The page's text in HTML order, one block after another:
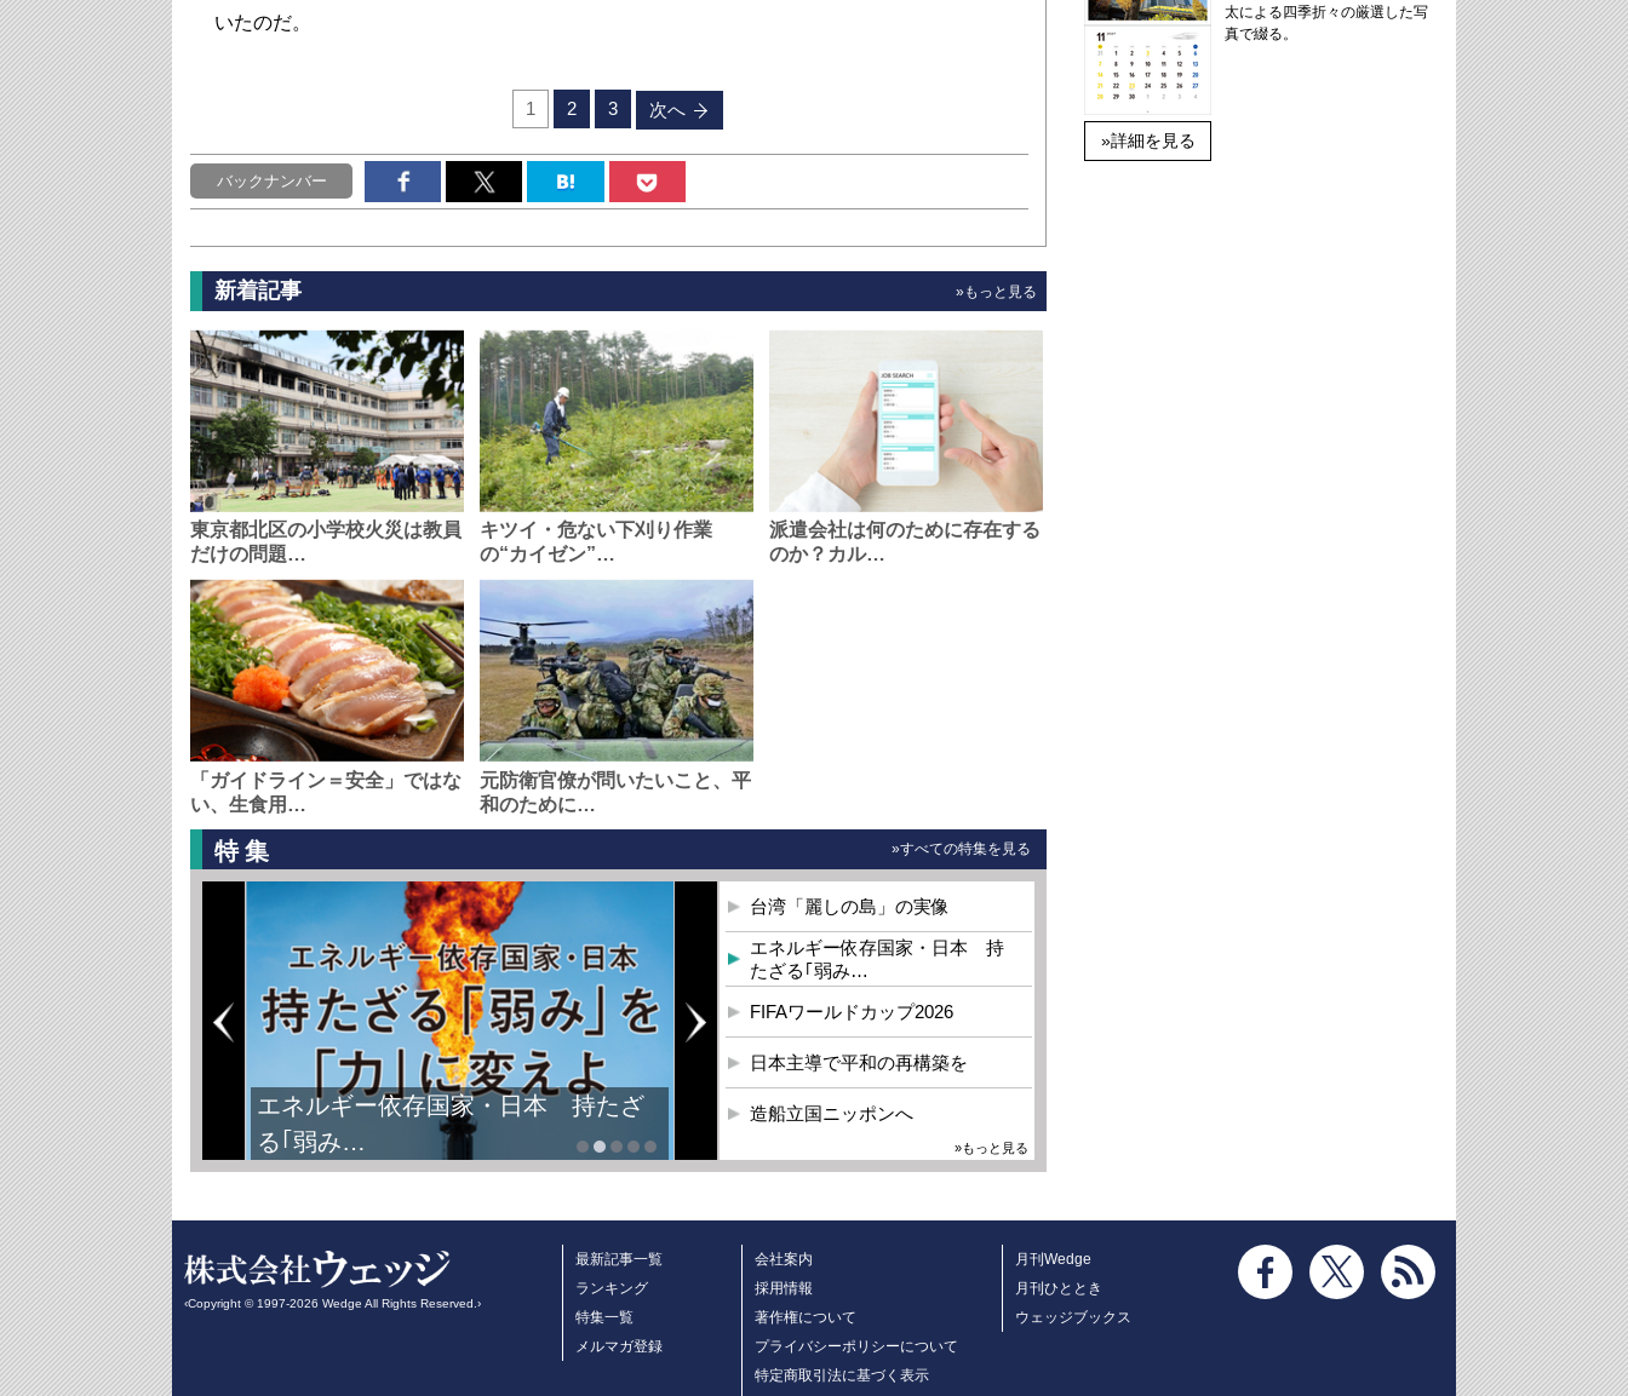
いたのだ。
1 2 3 次へ
バックナンバー
新着記事 »もっと見る
東京都北区の小学校火災は教員
だけの問題…
キツイ・危ない下刈り作業
の“カイゼン”…
派遣会社は何のために存在する
のか？カル…
「ガイドライン＝安全」ではな
い、生食用…
元防衛官僚が問いたいこと、平
和のために…
特集 »すべての特集を見る
エネルギー依存国家・日本 持たざ
る｢弱み…
台湾「麗しの島」の実像
エネルギー依存国家・日本 持
たざる｢弱み…
FIFAワールドカップ2026
日本主導で平和の再構築を
造船立国ニッポンへ
»もっと見る
»詳細を見る
太による四季折々の厳選した写
真で綴る。
‹Copyright © 1997-2026 Wedge All Rights Reserved.›
最新記事一覧
ランキング
特集一覧
メルマガ登録
会社案内
採用情報
著作権について
プライバシーポリシーについて
特定商取引法に基づく表示
月刊Wedge
月刊ひととき
ウェッジブックス